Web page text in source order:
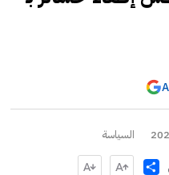
السياسة
Share